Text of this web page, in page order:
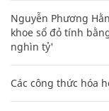
Nguyễn Phương
khoe sổ đỏ tính
nghìn tỷ'
Các công thức hóa